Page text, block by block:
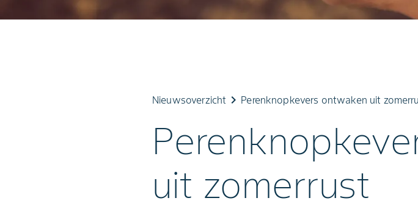
Nieuwsoverzicht keyboard_arrow_right Perenknopkevers ontwaken uit
uit zomerrust